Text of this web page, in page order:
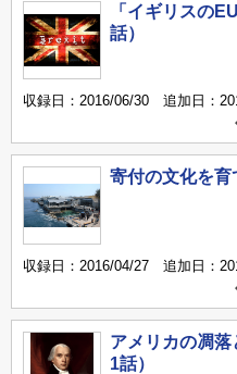
「イギリスの
話）
収録日：2016/06/30 追加日：
寄付の文化を育
収録日：2016/04/27 追加日：
アメリカの凋
1話）